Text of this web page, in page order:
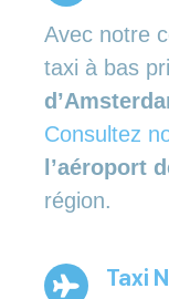
Avec notre
taxi à bas
Consultez
l’aéroport
région.
Taxi